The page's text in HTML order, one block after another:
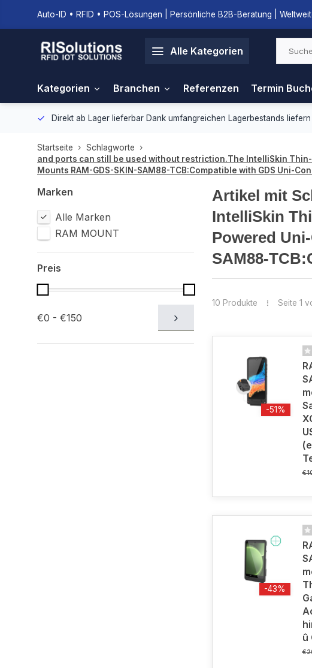
Auto-ID • RFID • POS-Lösungen | Persönliche B2B-Beratung |
Alle Kategorien
Kategorien Branchen Referenzen Termin
Direkt ab Lager lieferbar Dank umfangreichen Lagerbestands
Startseite
Schlagworte
and ports can still be used without restriction.The IntelliSkin
Mounts RAM-GDS-SKIN-SAM88-TCB:Compatible with GDS Uni-
Marken
Alle Marken
RAM MOUNT
Preis
€0 - €150
Artikel mit
IntelliSkin
Powered
SAM88-
10 Produkte Seite 1
-51%
-43%
û